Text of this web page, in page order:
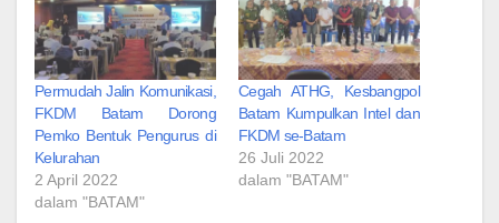
Permudah Jalin Komunikasi,
FKDM Batam Dorong
Pemko Bentuk Pengurus di
Kelurahan
2 April 2022
dalam "BATAM"
Cegah ATHG, Kesbangpol
Batam Kumpulkan Intel dan
FKDM se-Batam
26 Juli 2022
dalam "BATAM"